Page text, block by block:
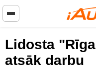
Lidosta
atsāk darbu